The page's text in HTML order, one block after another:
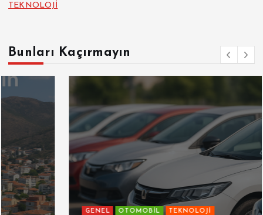
TEKNOLOJİ
Bunları Kaçırmayın
GENEL OTOMOBİL TEKNOLOJİ